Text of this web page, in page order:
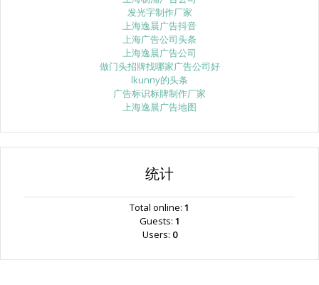
发光字制作厂家
上海逸晨广告抖音
上海广告公司头条
上海逸晨广告公司
做门头招牌找哪家广告公司好
lkunny的头条
广告标识标牌制作厂家
上海逸晨广告地图
统计
Total online: 1
Guests: 1
Users: 0